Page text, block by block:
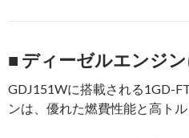
■ ディーゼルエンジ
GDJ151Wに搭載される1GD-
ンは、優れた燃費性能と高トル